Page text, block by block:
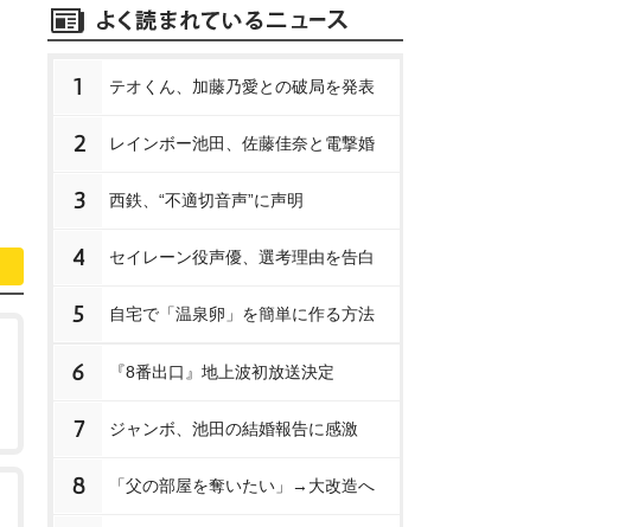
1 テオくん、加藤乃愛との破局を発表
2 レインボー池田、佐藤佳奈と電撃婚
3 西鉄、“不適切音声”に声明
4 セイレーン役声優、選考理由を告白
5 自宅で「温泉卵」を簡単に作る方法
6 『8番出口』地上波初放送決定
7 ジャンボ、池田の結婚報告に感激
8 「父の部屋を奪いたい」→大改造へ